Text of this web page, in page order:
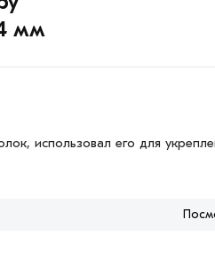
мм
использовал его для